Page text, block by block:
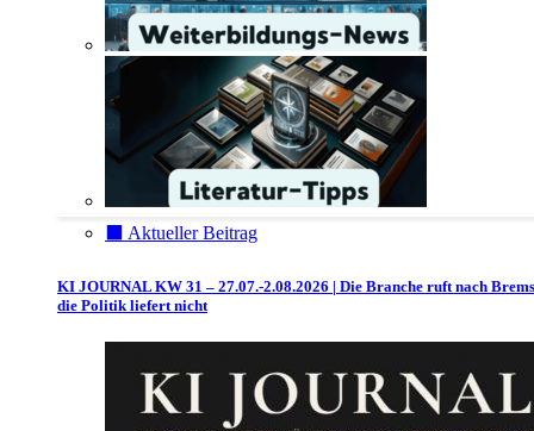
⬛️ Aktueller Beitrag
KI JOURNAL KW 31 – 27.07.-2.08.2026 | Die Branche ruft nach
die Politik liefert nicht